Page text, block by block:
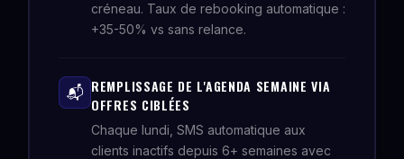
créneau. Taux de rebooking automatique :
+35-50% vs sans relance.
📬 REMPLISSAGE DE L'AGENDA SEMAINE VIA
OFFRES CIBLÉES
Chaque lundi, SMS automatique aux
clients inactifs depuis 6+ semaines avec